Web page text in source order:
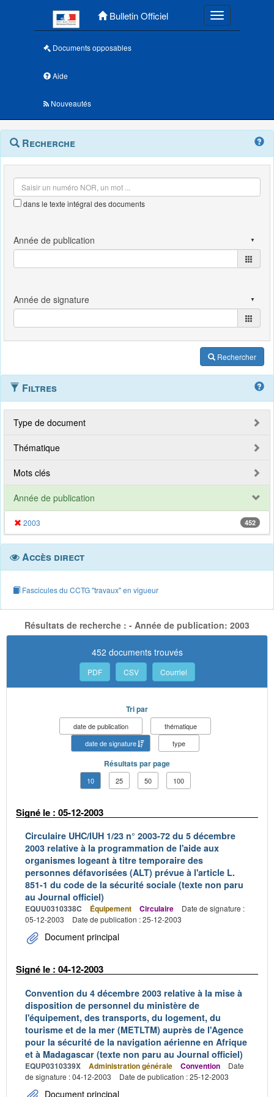
Bulletin Officiel Toggle
Documents opposables
Aide
Nouveautés
Navigation
outils
Menu
contextuel
Recherche
dans le texte intégral des documents
Rechercher
Filtres
Type de document
Thématique
Mots clés
Année de publication
2003 452
Accès direct
Fascicules du CCTG "travaux" en vigueur
Résultats de recherche : - Année de publication: 2003
452 documents trouvés
PDF CSV Courriel
Tri par
date de publication
thématique
date de signature
type
Résultats par page
10 25 50 100
Signé le : 05-12-2003
Circulaire UHC/IUH 1/23 n° 2003-72 du 5 décembre
2003 relative à la programmation de l'aide aux
organismes logeant à titre temporaire des
personnes défavorisées (ALT) prévue à l'article L.
851-1 du code de la sécurité sociale (texte non paru
au Journal officiel)
EQUU0310338C Équipement Circulaire
Date de signature :
05-12-2003
Date de publication : 25-12-2003
Document principal
Signé le : 04-12-2003
Convention du 4 décembre 2003 relative à la mise à
disposition de personnel du ministère de
l'équipement, des transports, du logement, du
tourisme et de la mer (METLTM) auprès de l'Agence
pour la sécurité de la navigation aérienne en Afrique
et à Madagascar (texte non paru au Journal officiel)
EQUP0310339X Administration générale Convention
Date
de signature : 04-12-2003
Date de publication : 25-12-2003
Document principal